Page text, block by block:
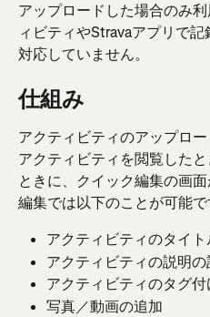
アップロードした場合のみ
ィビティやStravaアプリで
対応していません。
仕組み
アクティビティのアップロ
アクティビティを閲覧した
ときに、クイック編集の画
編集では以下のことが可能で
アクティビティのタイ
アクティビティの説明の
アクティビティのタグ付
写真／動画の追加